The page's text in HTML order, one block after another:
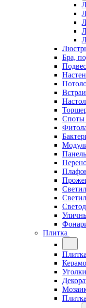
Бра,
Споты
Плитка
Плитка